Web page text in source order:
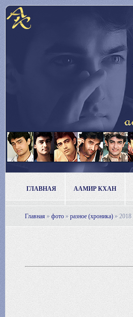
ГЛАВНАЯ ААМИР КХАН
Главная » фото » разное (хроника) » 2018